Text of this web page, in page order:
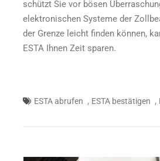
schützt Sie vor bösen
elektronischen Systeme der
der Grenze leicht finden können,
ESTA Ihnen Zeit sparen.
ESTA abrufen , ESTA bestätigen ,